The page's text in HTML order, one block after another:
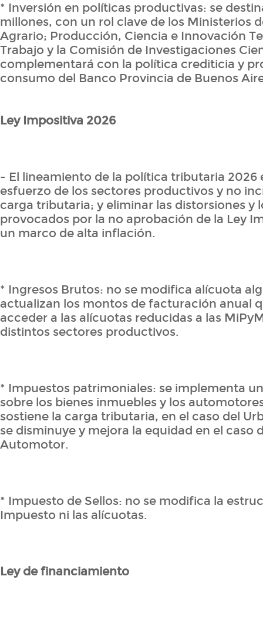
* Inversión en políticas productivas: se
millones, con un rol clave de los Ministerios
Agrario; Producción, Ciencia e Innovación
Trabajo y la Comisión de Investigaciones
complementará con la política crediticia y
consumo del Banco Provincia de Buenos
Ley Impositiva 2026
- El lineamiento de la política tributaria 2026
esfuerzo de los sectores productivos y no
carga tributaria; y eliminar las distorsiones y
provocados por la no aprobación de la Ley
un marco de alta inflación.
* Ingresos Brutos: no se modifica alícuota
actualizan los montos de facturación anual
acceder a las alícuotas reducidas a las
distintos sectores productivos.
* Impuestos patrimoniales: se implementa
sobre los bienes inmuebles y los
sostiene la carga tributaria, en el caso del
se disminuye y mejora la equidad en el caso
Automotor.
* Impuesto de Sellos: no se modifica la
Impuesto ni las alícuotas.
Ley de financiamiento